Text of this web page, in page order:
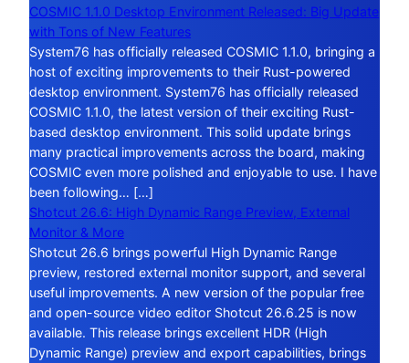
COSMIC 1.1.0 Desktop Environment Released: Big Update
with Tons of New Features
System76 has officially released COSMIC 1.1.0, bringing a
host of exciting improvements to their Rust-powered
desktop environment. System76 has officially released
COSMIC 1.1.0, the latest version of their exciting Rust-
based desktop environment. This solid update brings
many practical improvements across the board, making
COSMIC even more polished and enjoyable to use. I have
been following… […]
Shotcut 26.6: High Dynamic Range Preview, External
Monitor & More
Shotcut 26.6 brings powerful High Dynamic Range
preview, restored external monitor support, and several
useful improvements. A new version of the popular free
and open-source video editor Shotcut 26.6.25 is now
available. This release brings excellent HDR (High
Dynamic Range) preview and export capabilities, brings